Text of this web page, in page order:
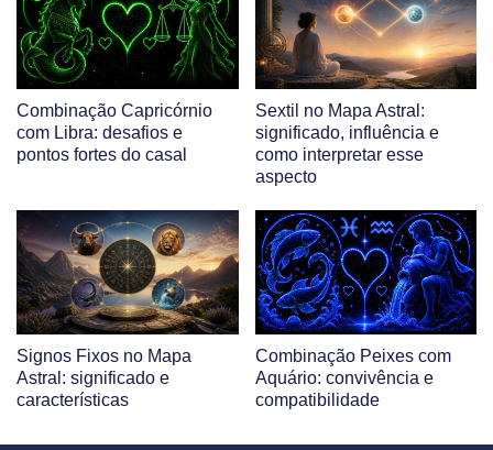
Combinação Capricórnio
com Libra: desafios e
pontos fortes do casal
Sextil no Mapa Astral:
significado, influência e
como interpretar esse
aspecto
Signos Fixos no Mapa
Astral: significado e
características
Combinação Peixes com
Aquário: convivência e
compatibilidade